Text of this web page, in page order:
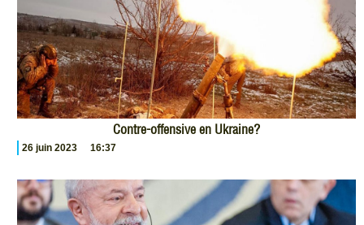
Contre-offensive en Ukraine?
26 juin 2023 16:37